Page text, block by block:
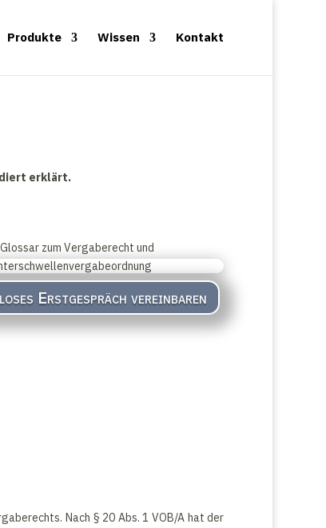
Produkte Wissen Kontakt
erklärt.
Erstgespräch vereinbaren
Nach § 20 Abs. 1 VOB/A hat der